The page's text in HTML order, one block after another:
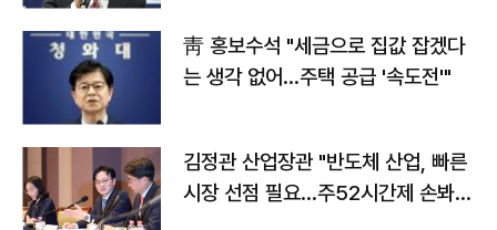
靑 홍보수석 "세금으로 집값 잡겠다
는 생각 없어…주택 공급 '속도전'"
김정관 산업장관 "반도체 산업, 빠른
시장 선점 필요…주52시간제 손봐